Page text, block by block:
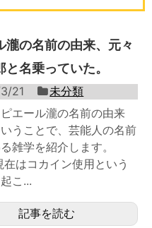
瀧の名前の由来、元々
と名乗っていた。
21
未分類
エール瀧の名前の由来
うことで、芸能人の名前
雑学を紹介します。
はコカイン使用という
こ...
記事を読む